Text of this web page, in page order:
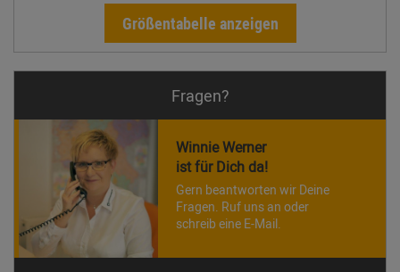
Größentabelle anzeigen
Fragen?
Winnie Werner
ist für Dich da!
Gern beantworten wir Deine
Fragen. Ruf uns an oder
schreib eine E-Mail.